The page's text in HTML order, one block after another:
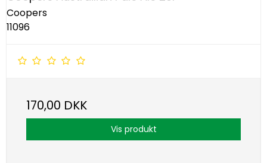
Coopers
11096
170,00 DKK
Vis produkt